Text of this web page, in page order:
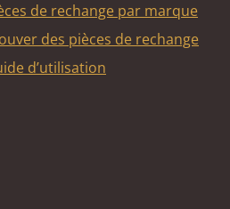
de rechange par marque
des pièces de rechange
d’utilisation